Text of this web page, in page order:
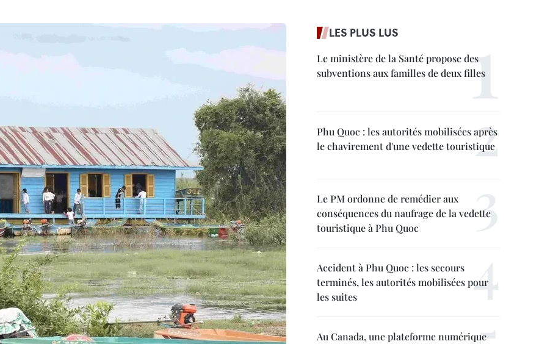
LES PLUS LUS
Le ministère de la Santé propose des
subventions aux familles de deux filles
Phu Quoc : les autorités mobilisées après
le chavirement d'une vedette touristique
Le PM ordonne de remédier aux
conséquences du naufrage de la vedette
touristique à Phu Quoc
Accident à Phu Quoc : les secours
terminés, les autorités mobilisées pour
les suites
Au Canada, une plateforme numérique